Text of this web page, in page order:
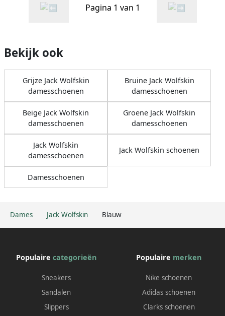
Dames Jack Wolfskin Blauw
Pagina 1 van 1
Bekijk ook
Grijze Jack Wolfskin
damesschoenen
Bruine Jack Wolfskin
damesschoenen
Beige Jack Wolfskin
damesschoenen
Groene Jack Wolfskin
damesschoenen
Jack Wolfskin
damesschoenen
Jack Wolfskin schoenen
Damesschoenen
Populaire categorieën
Sneakers
Sandalen
Slippers
Populaire merken
Nike schoenen
Adidas schoenen
Clarks schoenen